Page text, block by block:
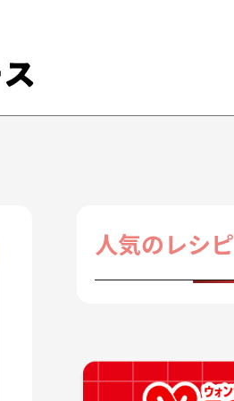
人気のレシピ